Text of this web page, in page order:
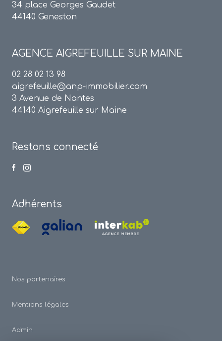
34 place Georges Gaudet
44140 Geneston
AGENCE AIGREFEUILLE SUR MAINE
02 28 02 13 98
aigrefeuille@anp-immobilier.com
3 Avenue de Nantes
44140 Aigrefeuille sur Maine
Restons connecté
Adhérents
Nos partenaires
Mentions légales
Admin